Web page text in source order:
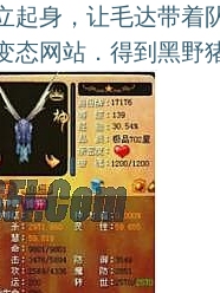
起身，让毛达带着
态网站．得到黑野